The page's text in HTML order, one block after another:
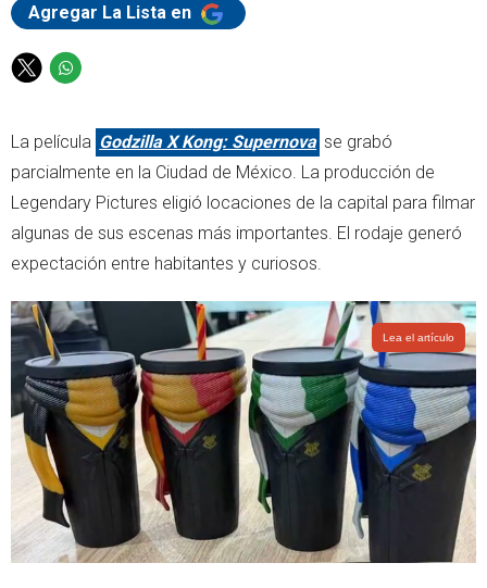
Agregar La Lista en
T
t
t
r
W
t
s
a
p
p
La película Godzilla X Kong: Supernova se grabó
parcialmente en la Ciudad de México. La producción de
Legendary Pictures eligió locaciones de la capital para filmar
algunas de sus escenas más importantes. El rodaje generó
expectación entre habitantes y curiosos.
Lea el artículo